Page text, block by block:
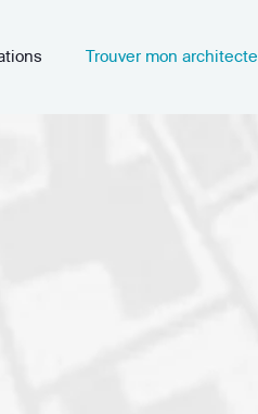
Trouver mon architecte